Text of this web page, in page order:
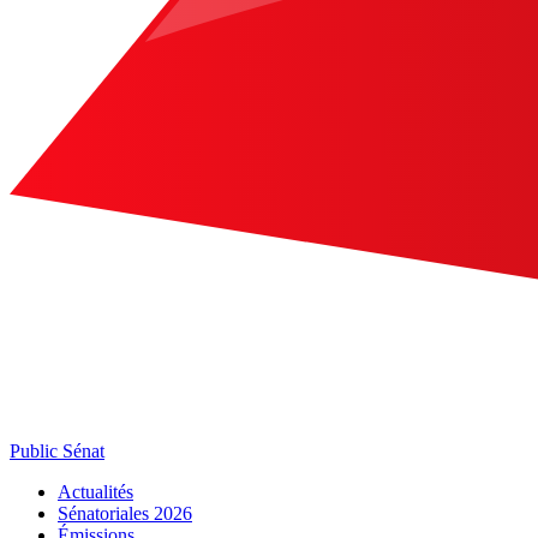
Public Sénat
Actualités
Sénatoriales 2026